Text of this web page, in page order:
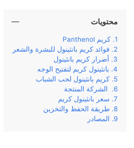
محتويات
كريم Panthenol
فوائد كريم بانثينول للبشرة والشعر
أضرار كريم بانثينول
بانثينول كريم لتفتيح الوجه
كريم بانثينول لحب الشباب
الشركة المنتجة
سعر بانثينول كريم
طريقة الحفظ والتخزين
المصادر